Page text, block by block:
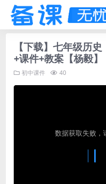
【下载】七年级历
+课件+教案【杨毅】
初中课件 40